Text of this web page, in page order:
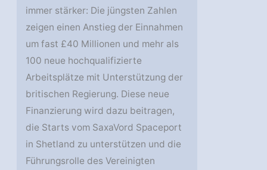
immer stärker: Die jüngsten Zahlen
zeigen einen Anstieg der Einnahmen
um fast £40 Millionen und mehr als
100 neue hochqualifizierte
Arbeitsplätze mit Unterstützung der
britischen Regierung. Diese neue
Finanzierung wird dazu beitragen,
die Starts vom SaxaVord Spaceport
in Shetland zu unterstützen und die
Führungsrolle des Vereinigten